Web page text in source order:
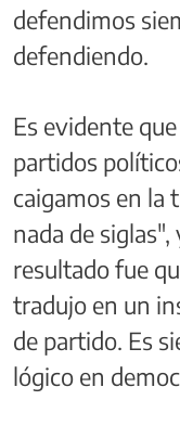
defendimos
defendiendo.
Es evidente
partidos
caigamos en la
nada de
resultado fue
tradujo en un
de partido. Es
lógico en